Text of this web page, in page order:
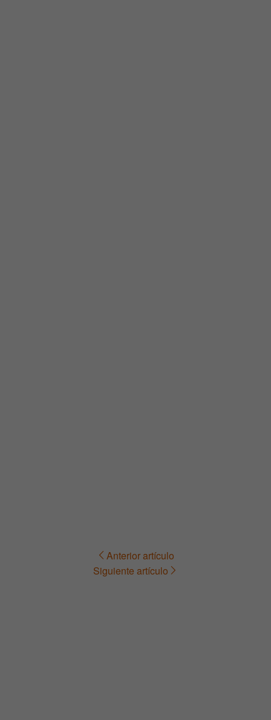
Navegación Anterior artículo
Siguiente artículo